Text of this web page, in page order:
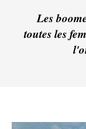
Les
toutes les